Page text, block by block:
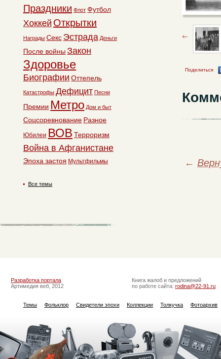
Поделиться
←
Праздники Флот Футбол
Хоккей Открытки
Награды Секс Эстрада Деньги
После войны Закон
Здоровье
Биографии Оттепель
Катастрофы Дефицит Песни
Премии Метро Дом и быт
Соцсоревнование Разное
Юбилеи ВОВ Терроризм
Война в Афганистане
Эпоха застоя Мультфильмы
Все темы
Разработка портала
Артимедия веб, 2012
Книга жалоб и предложений
по работе сайта: rodina@22-91.ru
Темы Фольклор Свидетели эпохи Коллекции Толкучка Фотоархив